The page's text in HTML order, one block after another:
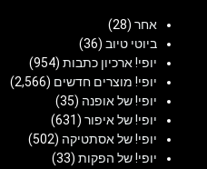
אחר (28)
ביוטי טיוב (36)
יופי! ארכיון כתבות (954)
יופי! מוצרים חדשים (2,566)
יופי! של אופנה (35)
יופי! של איפור (631)
יופי! של אסתטיקה (502)
יופי! של הפקות (33)